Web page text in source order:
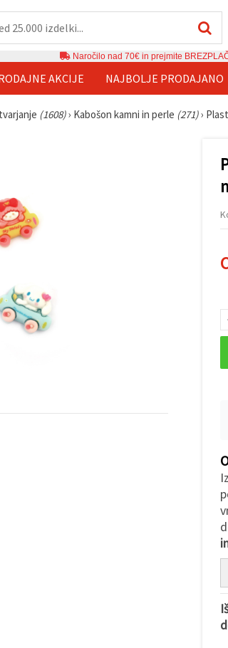
Naročilo nad 70€ in prejmite
AKCIJE NAJBOLJE PRODAJANO
(1608)› Kabošon kamni in perle (271)›